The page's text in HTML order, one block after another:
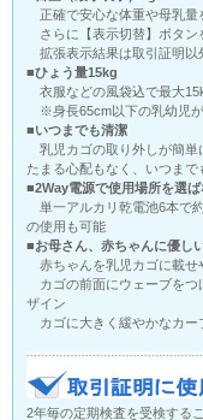
正確で安心な体重や母乳量
さらに【表示切替】ボタン
拡張表示結果は取引証明以
■ひょう量15kg
衣服などの風袋込で最大
※身長65cm以下の乳幼児
■いつまでも清潔
乳児カゴの取り外しが簡単
たまる心配もなく、いつまで
■2Way電源で使用場所を選ば
単一アルカリ乾電池6本で
の使用も可能
■お母さん、赤ちゃんに優し
赤ちゃんを乳児カゴに載せ
カゴの前面にウェーブをつ
ザイン
カゴに大きく緩やかなカー
2年毎の定期検査を受検する